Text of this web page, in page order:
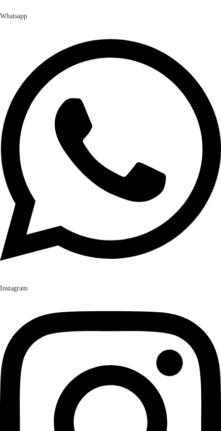
Whatsapp
Instagram